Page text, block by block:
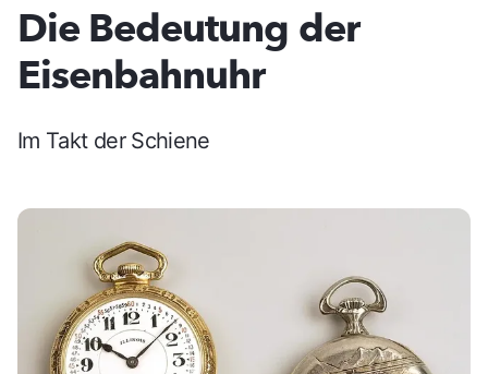
Die Bedeutung der
Eisenbahnuhr
Im Takt der Schiene